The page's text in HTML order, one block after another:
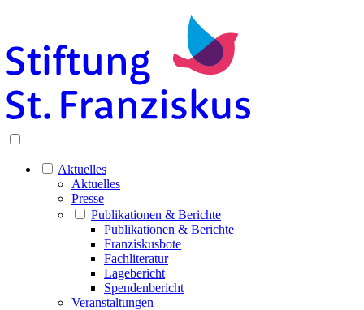
Aktuelles
Aktuelles
Presse
Publikationen & Berichte
Publikationen & Berichte
Franziskusbote
Fachliteratur
Lagebericht
Spendenbericht
Veranstaltungen